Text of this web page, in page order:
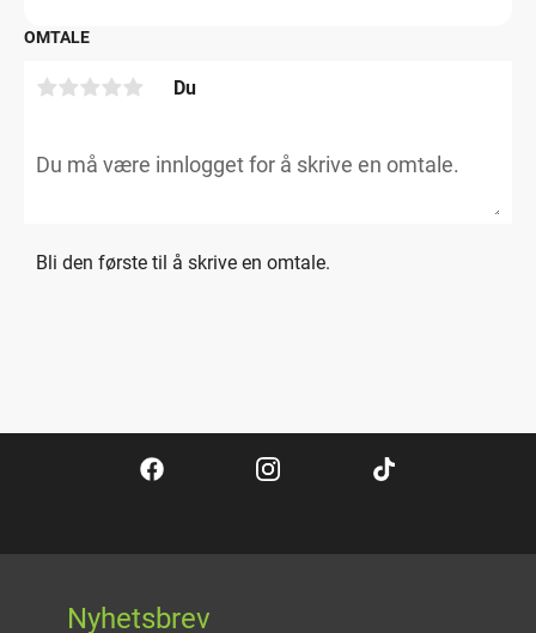
OMTALE
Du
Bli den første til å skrive en omtale.
Nyhetsbrev